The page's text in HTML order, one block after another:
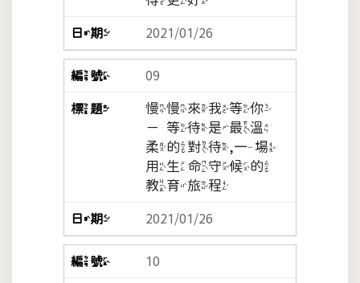
2021/01/26
09
慢慢來我等你
－等待是最溫
柔的對待,一場
用生命守候的
教育旅程
2021/01/26
10